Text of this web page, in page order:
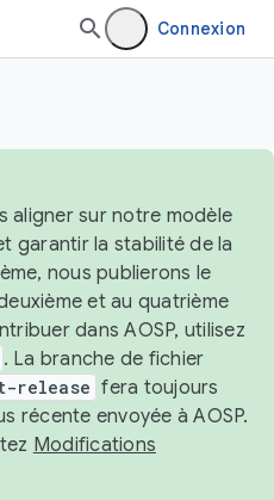
Connexion
aligner sur notre modèle
garantir la stabilité de la
nous publierons le
et au quatrième
dans AOSP, utilisez
. La branche de fichier
release fera toujours
récente envoyée à AOSP.
Modifications